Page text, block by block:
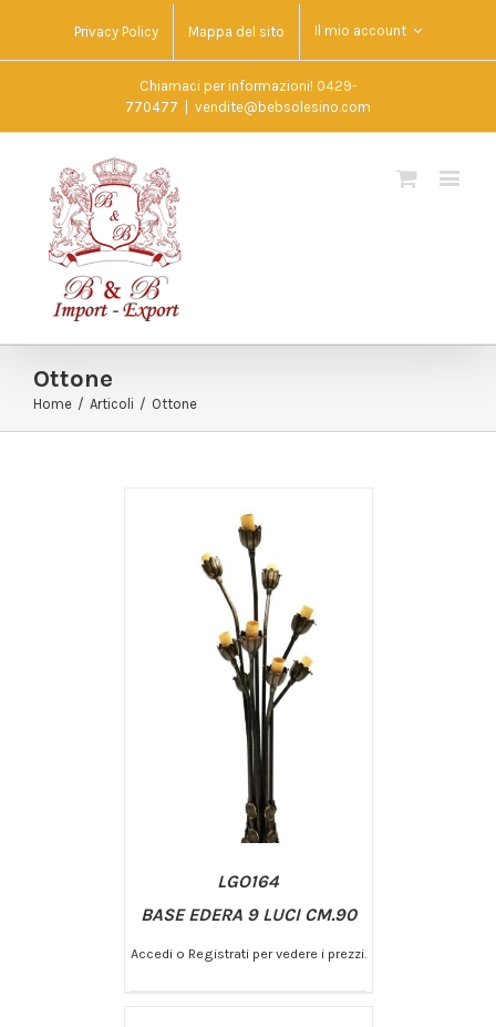
Privacy Policy Mappa del sito Il mio account
Chiamaci per informazioni! 0429-
770477
vendite@bebsolesino.com
Ottone
Home / Articoli / Ottone
LGO164
BASE EDERA 9 LUCI CM.90
Accedi o Registrati per vedere i prezzi.